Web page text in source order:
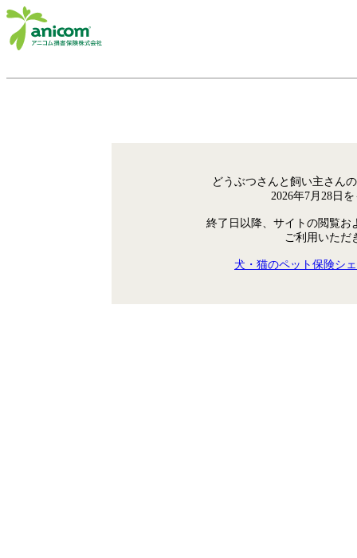
どうぶつさんと飼い主さん
2026年7月28日
終了日以降、サイトの閲覧お
ご利用いただ
犬・猫のペット保険シ